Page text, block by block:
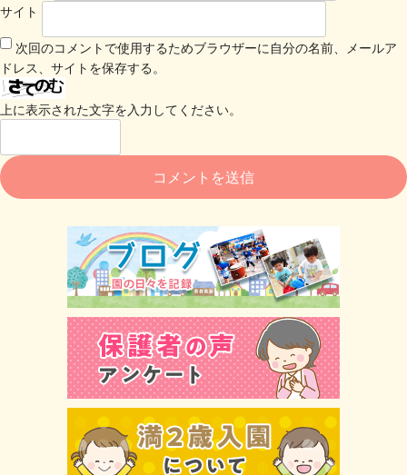
サイト
次回のコメントで使用するためブラウザーに自分の名前、メールア
ドレス、サイトを保存する。
上に表示された文字を入力してください。